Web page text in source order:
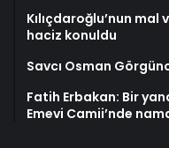
Kılıçdaroğlu’nun mal
haciz konuldu
Savcı Osman
Fatih Erbakan: Bir
Emevi Camii’nde